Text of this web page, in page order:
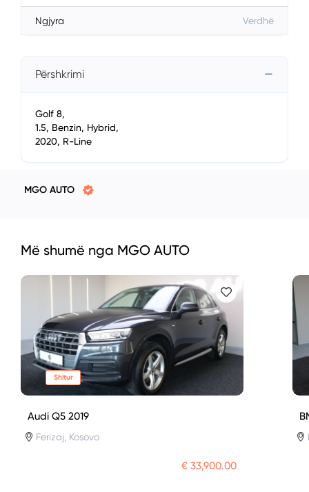
Ngjyra Verdhë
Përshkrimi
Golf 8,
1.5, Benzin, Hybrid,
2020, R-Line
MGO AUTO
Më shumë nga MGO AUTO
Shitur
Audi Q5 2019
Ferizaj, Kosovo
€ 33,900.00